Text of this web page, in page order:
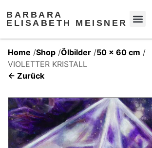
BARBARA
ELISABETH MEISNER
Home /Shop /Ölbilder /50 x 60 cm /
VIOLETTER KRISTALL
← Zurück